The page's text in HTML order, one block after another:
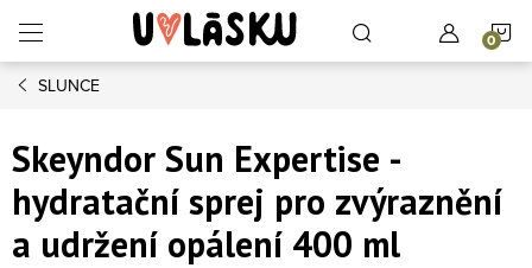
SLUNCE
Skeyndor Sun Expertise -
hydratační sprej pro zvýraznění
a udržení opálení 400 ml